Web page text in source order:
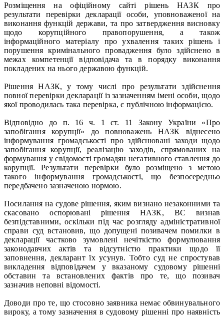
Розміщення на офіційному сайті рішень НАЗК про
результати перевірки декларації особи, уповноваженої на
виконання функцій держави, та про затвердження висновку
щодо корупційного правопорушення, а також
інформаційного матеріалу про ухвалення таких рішень і
порушення кримінального провадження було здійснено в
межах компетенції відповідача та в порядку виконання
покладених на нього державою функцій.
Рішення НАЗК, у тому числі про результати здійснення
повної перевірки декларації із зазначенням імені особи, щодо
якої проводилась така перевірка, є публічною інформацією.
Відповідно до п. 16 ч. 1 ст. 11 Закону України «Про
запобігання корупції» до повноважень НАЗК віднесено
інформування громадськості про здійснювані заходи щодо
запобігання корупції, реалізацію заходів, спрямованих на
формування у свідомості громадян негативного ставлення до
корупції. Результати перевірки було розміщено з метою
такого інформування громадськості, що безпосередньо
передбачено зазначеною нормою.
Посилання на судове рішення, яким визнано незаконними та
скасовано оспорювані рішення НАЗК, ВС визнав
безпідставними, оскільки під час розгляду адміністративної
справи суд встановив, що допущені позивачем помилки в
декларації частково зумовлені нечіткістю формулювання
законодавчих актів та відсутністю практики щодо її
заповнення, декларант їх усунув. Тобто суд не спростував
викладення відповідачем у вказаному судовому рішенні
обставин та встановлених фактів про те, що позивач
зазначив неповні відомості.
Доводи про те, що стосовно заявника немає обвинувального
вироку, а тому зазначення в судовому рішенні про наявність